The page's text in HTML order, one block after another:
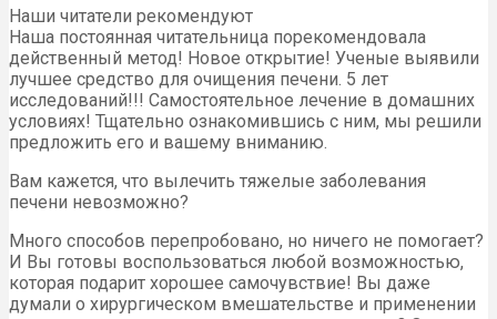
Наши читатели рекомендуют
Наша постоянная читательница порекомендовала
действенный метод! Новое открытие! Ученые выявили
лучшее средство для очищения печени. 5 лет
исследований!!! Самостоятельное лечение в домашних
условиях! Тщательно ознакомившись с ним, мы решили
предложить его и вашему вниманию.
Вам кажется, что вылечить тяжелые заболевания
печени невозможно?
Много способов перепробовано, но ничего не помогает?
И Вы готовы воспользоваться любой возможностью,
которая подарит хорошее самочувствие! Вы даже
думали о хирургическом вмешательстве и применении